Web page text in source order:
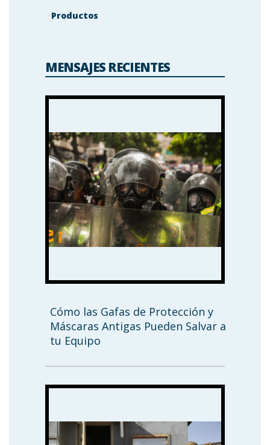
Productos
MENSAJES RECIENTES
Cómo las Gafas de Protección y
Máscaras Antigas Pueden Salvar a
tu Equipo